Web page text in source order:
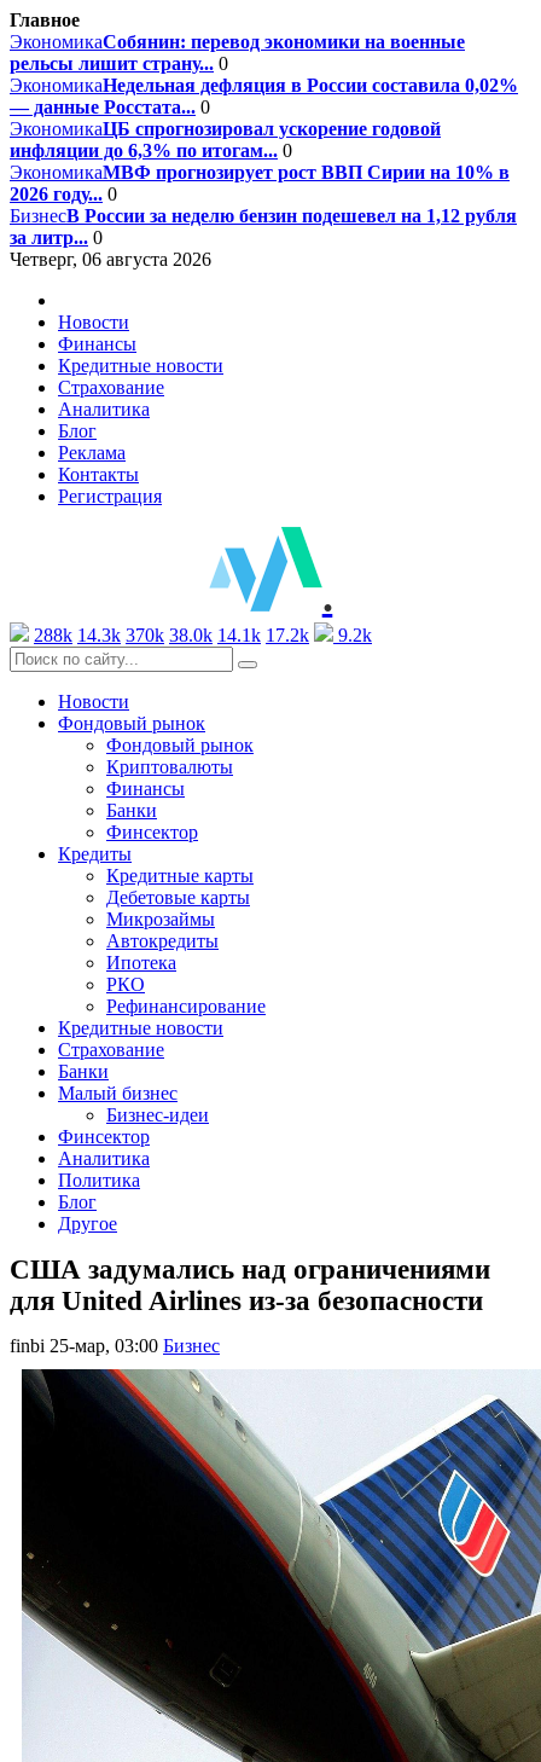
Главное
ЭкономикаСобянин: перевод экономики на военные
рельсы лишит страну... 0
ЭкономикаНедельная дефляция в России составила 0,02%
— данные Росстата... 0
ЭкономикаЦБ спрогнозировал ускорение годовой
инфляции до 6,3% по итогам... 0
ЭкономикаМВФ прогнозирует рост ВВП Сирии на 10% в
2026 году... 0
БизнесВ России за неделю бензин подешевел на 1,12 рубля
за литр... 0
Четверг, 06 августа 2026
Новости
Финансы
Кредитные новости
Страхование
Аналитика
Блог
Реклама
Контакты
Регистрация
.
288k 14.3k 370k 38.0k 14.1k 17.2k 9.2k
Новости
Фондовый рынок
Фондовый рынок
Криптовалюты
Финансы
Банки
Финсектор
Кредиты
Кредитные карты
Дебетовые карты
Микрозаймы
Автокредиты
Ипотека
РКО
Рефинансирование
Кредитные новости
Страхование
Банки
Малый бизнес
Бизнес-идеи
Финсектор
Аналитика
Политика
Блог
Другое
США задумались над ограничениями
для United Airlines из-за безопасности
finbi 25-мар, 03:00 Бизнес